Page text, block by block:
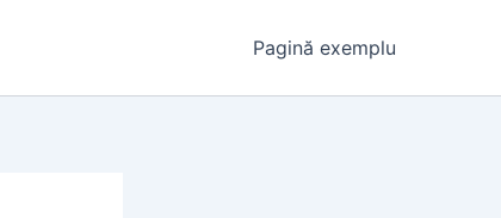
Pagină exemplu